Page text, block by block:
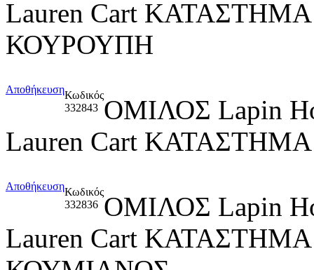
Lauren Cart
ΚΟΥΡΟΥΠΗ
ΑποθήκευσηΚωδικός
332843 ΟΜΙΛΟΣ Lapin
Lauren Cart
ΑποθήκευσηΚωδικός
332836 ΟΜΙΛΟΣ Lapin
Lauren Cart